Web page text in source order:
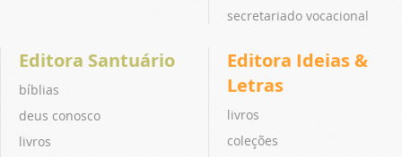
secretariado vocacional
Editora Santuário
bíblias
deus conosco
livros
Editora Ideias &
Letras
livros
coleções